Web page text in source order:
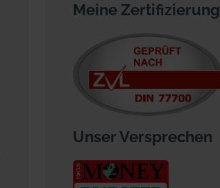
Meine Zertifizierung
Unser Versprechen